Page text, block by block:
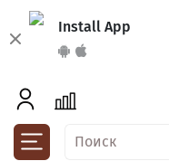
Install App